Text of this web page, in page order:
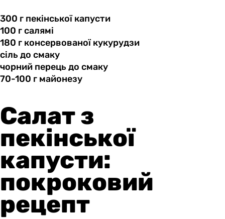
300 г пекінськоїкапусти
100 гсалямі
180 г консервованоїкукурудзи
сіль до смаку
чорний перець до смаку
70-100 г майонезу
Салат з
пекінської
капусти:
покроковий
рецепт